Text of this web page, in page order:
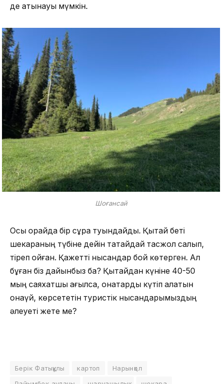
де қатынауы мүмкін.
Шоғансай
Осы орайда бір сұрақ туындайды. Қытай беті
шекараның түбіне дейін тақтайдай тасжол салып,
тіреп қойған. Қажетті нысандар бой көтерген. Ал
бұған біз дайынбыз ба? Қытайдан күніне 40-50
мың саяхатшы ағылса, қонақтарды күтіп алатын
қонақүй, көрсететін туристік нысандарымыздың
әлеуеті жете ме?
Берік Фатықұлы картоп
Нарынқол